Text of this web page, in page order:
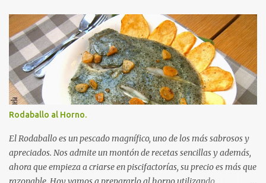
muy rico una carne tierna, fileteada, que llenará vuestra mesa de
aplausos en una ocasión especial. Ingredientes para preparar una
pierna de corzo al horno: 1 pierna de corzo. 2 zanahorias. 2
cebollas. 1 copa de brandy. 1 litro de vino tinto. 1 hoja de laurel. 1
cucharada de tomillo. 1 cucharadita de nuez moscada. Pimienta
negra. Aceite de oliva. Sal. Receta para preparar una pierna de
corzo al horno: Colocamos la pierna de corzo, limpia, en una
moscada y cubrimos con el vino tinto y el brandy. Agregamos la
cebolla y las za...
Rodaballo al Horno.
El Rodaballo es un pescado magnífico, uno de los más sabrosos y
apreciados. Nos admite un montón de recetas sencillas y además,
ahora que empieza a criarse en piscifactorías, su precio es más que